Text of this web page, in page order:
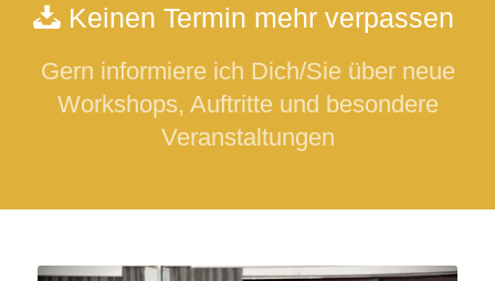
Keinen Termin mehr verpassen
Gern informiere ich Dich/Sie über neue
Workshops, Auftritte und besondere
Veranstaltungen